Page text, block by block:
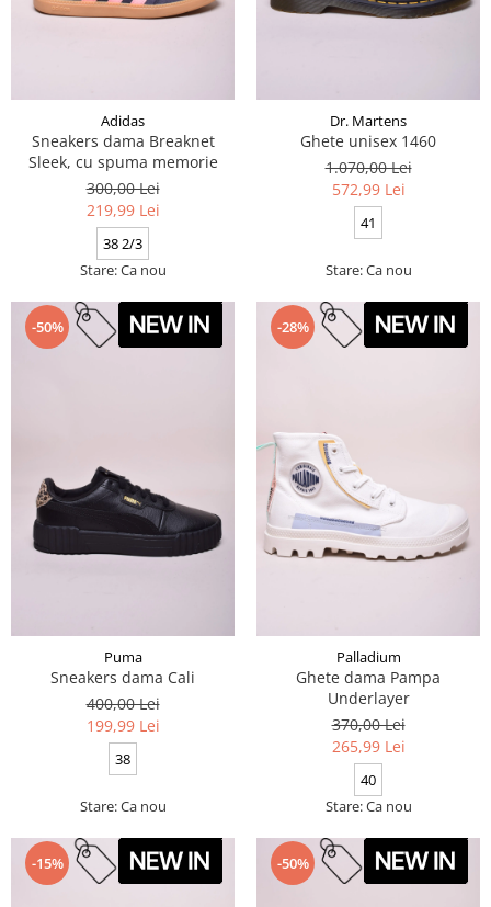
Adidas
Sneakers dama Breaknet
Sleek, cu spuma memorie
300,00 Lei
219,99 Lei
38 2/3
Stare: Ca nou
Dr. Martens
Ghete unisex 1460
1.070,00 Lei
572,99 Lei
41
Stare: Ca nou
-50%
Puma
Sneakers dama Cali
400,00 Lei
199,99 Lei
38
Stare: Ca nou
-28%
Palladium
Ghete dama Pampa
Underlayer
370,00 Lei
265,99 Lei
40
Stare: Ca nou
-15% -50%